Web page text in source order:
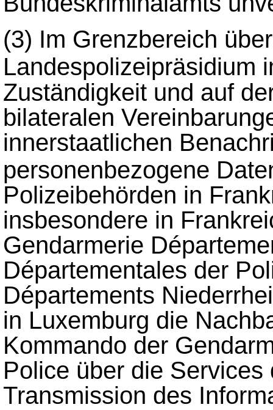
(3) Im Grenzbereich
Landespolizeipräsidium
Zuständigkeit und auf
bilateralen
innerstaatlichen
personenbezogene
Polizeibehörden in
insbesondere in
Gendarmerie
Départementales der
Départements
in Luxemburg die
Kommando der
Police über die Services
Transmission des